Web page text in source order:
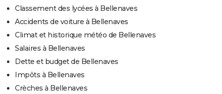
Classement des lycées à Bellenaves
Accidents de voiture à Bellenaves
Climat et historique météo de Bellenaves
Salaires à Bellenaves
Dette et budget de Bellenaves
Impôts à Bellenaves
Crèches à Bellenaves